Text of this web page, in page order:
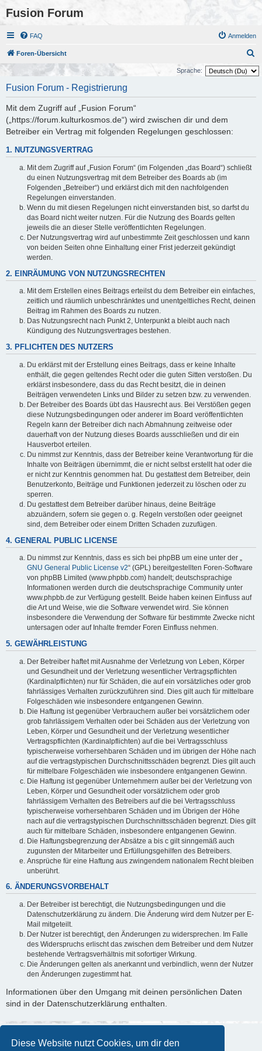
Diese Website nutzt Cookies, um dir den
Fusion Forum
FAQ Anmelden
Foren-Übersicht
u
Sprache:
Fusion Forum - Registrierung
Mit dem Zugriff auf „Fusion Forum“
(„https://forum.kulturkosmos.de“) wird zwischen dir und dem
Betreiber ein Vertrag mit folgenden Regelungen geschlossen:
1. NUTZUNGSVERTRAG
Mit dem Zugriff auf „Fusion Forum“ (im Folgenden „das Board“) schließt
du einen Nutzungsvertrag mit dem Betreiber des Boards ab (im
Folgenden „Betreiber“) und erklärst dich mit den nachfolgenden
Regelungen einverstanden.
Wenn du mit diesen Regelungen nicht einverstanden bist, so darfst du
das Board nicht weiter nutzen. Für die Nutzung des Boards gelten
jeweils die an dieser Stelle veröffentlichten Regelungen.
Der Nutzungsvertrag wird auf unbestimmte Zeit geschlossen und kann
von beiden Seiten ohne Einhaltung einer Frist jederzeit gekündigt
werden.
2. EINRÄUMUNG VON NUTZUNGSRECHTEN
Mit dem Erstellen eines Beitrags erteilst du dem Betreiber ein einfaches,
zeitlich und räumlich unbeschränktes und unentgeltliches Recht, deinen
Beitrag im Rahmen des Boards zu nutzen.
Das Nutzungsrecht nach Punkt 2, Unterpunkt a bleibt auch nach
Kündigung des Nutzungsvertrages bestehen.
3. PFLICHTEN DES NUTZERS
Du erklärst mit der Erstellung eines Beitrags, dass er keine Inhalte
enthält, die gegen geltendes Recht oder die guten Sitten verstoßen. Du
erklärst insbesondere, dass du das Recht besitzt, die in deinen
Beiträgen verwendeten Links und Bilder zu setzen bzw. zu verwenden.
Der Betreiber des Boards übt das Hausrecht aus. Bei Verstößen gegen
diese Nutzungsbedingungen oder anderer im Board veröffentlichten
Regeln kann der Betreiber dich nach Abmahnung zeitweise oder
dauerhaft von der Nutzung dieses Boards ausschließen und dir ein
Hausverbot erteilen.
Du nimmst zur Kenntnis, dass der Betreiber keine Verantwortung für die
Inhalte von Beiträgen übernimmt, die er nicht selbst erstellt hat oder die
er nicht zur Kenntnis genommen hat. Du gestattest dem Betreiber, dein
Benutzerkonto, Beiträge und Funktionen jederzeit zu löschen oder zu
sperren.
Du gestattest dem Betreiber darüber hinaus, deine Beiträge
abzuändern, sofern sie gegen o. g. Regeln verstoßen oder geeignet
sind, dem Betreiber oder einem Dritten Schaden zuzufügen.
4. GENERAL PUBLIC LICENSE
Du nimmst zur Kenntnis, dass es sich bei phpBB um eine unter der „
GNU General Public License v2“ (GPL) bereitgestellten Foren-Software
von phpBB Limited (www.phpbb.com) handelt; deutschsprachige
Informationen werden durch die deutschsprachige Community unter
www.phpbb.de zur Verfügung gestellt. Beide haben keinen Einfluss auf
die Art und Weise, wie die Software verwendet wird. Sie können
insbesondere die Verwendung der Software für bestimmte Zwecke nicht
untersagen oder auf Inhalte fremder Foren Einfluss nehmen.
5. GEWÄHRLEISTUNG
Der Betreiber haftet mit Ausnahme der Verletzung von Leben, Körper
und Gesundheit und der Verletzung wesentlicher Vertragspflichten
(Kardinalpflichten) nur für Schäden, die auf ein vorsätzliches oder grob
fahrlässiges Verhalten zurückzuführen sind. Dies gilt auch für mittelbare
Folgeschäden wie insbesondere entgangenen Gewinn.
Die Haftung ist gegenüber Verbrauchern außer bei vorsätzlichem oder
grob fahrlässigem Verhalten oder bei Schäden aus der Verletzung von
Leben, Körper und Gesundheit und der Verletzung wesentlicher
Vertragspflichten (Kardinalpflichten) auf die bei Vertragsschluss
typischerweise vorhersehbaren Schäden und im übrigen der Höhe nach
auf die vertragstypischen Durchschnittsschäden begrenzt. Dies gilt auch
für mittelbare Folgeschäden wie insbesondere entgangenen Gewinn.
Die Haftung ist gegenüber Unternehmern außer bei der Verletzung von
Leben, Körper und Gesundheit oder vorsätzlichem oder grob
fahrlässigem Verhalten des Betreibers auf die bei Vertragsschluss
typischerweise vorhersehbaren Schäden und im Übrigen der Höhe
nach auf die vertragstypischen Durchschnittsschäden begrenzt. Dies gilt
auch für mittelbare Schäden, insbesondere entgangenen Gewinn.
Die Haftungsbegrenzung der Absätze a bis c gilt sinngemäß auch
zugunsten der Mitarbeiter und Erfüllungsgehilfen des Betreibers.
Ansprüche für eine Haftung aus zwingendem nationalem Recht bleiben
unberührt.
6. ÄNDERUNGSVORBEHALT
Der Betreiber ist berechtigt, die Nutzungsbedingungen und die
Datenschutzerklärung zu ändern. Die Änderung wird dem Nutzer per E-
Mail mitgeteilt.
Der Nutzer ist berechtigt, den Änderungen zu widersprechen. Im Falle
des Widerspruchs erlischt das zwischen dem Betreiber und dem Nutzer
bestehende Vertragsverhältnis mit sofortiger Wirkung.
Die Änderungen gelten als anerkannt und verbindlich, wenn der Nutzer
den Änderungen zugestimmt hat.
Informationen über den Umgang mit deinen persönlichen Daten
sind in der Datenschutzerklärung enthalten.